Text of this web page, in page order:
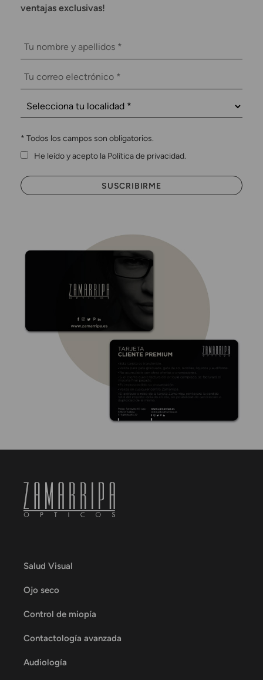
ventajas exclusivas!
* Todos los campos son obligatorios.
He leído y acepto la Política de privacidad.
Salud Visual
Ojo seco
Control de miopía
Contactología avanzada
Audiología